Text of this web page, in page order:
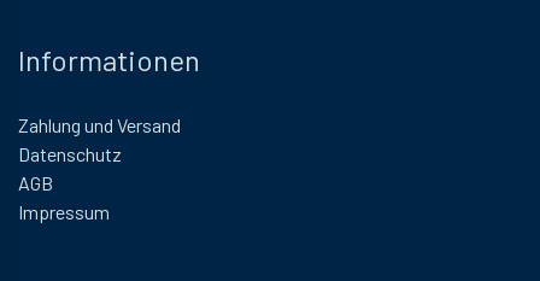
Informationen
Zahlung und Versand
Datenschutz
AGB
Impressum